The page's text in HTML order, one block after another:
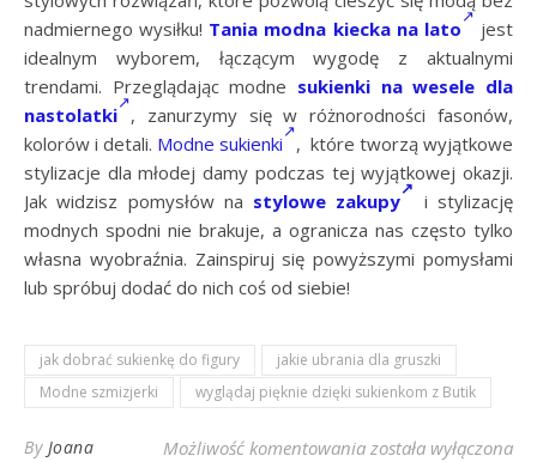
nadmiernego wysiłku! Tania modna kiecka na lato
jest
idealnym wyborem, łączącym wygodę z aktualnymi
trendami. Przeglądając modne sukienki na wesele dla
nastolatki , zanurzymy się w różnorodności fasonów,
kolorów i detali. Modne sukienki
, które tworzą wyjątkowe
stylizacje dla młodej damy podczas tej wyjątkowej okazji.
Jak widzisz pomysłów na stylowe zakupy
i stylizację
modnych spodni nie brakuje, a ogranicza nas często tylko
własna wyobraźnia. Zainspiruj się powyższymi pomysłami
lub spróbuj dodać do nich coś od siebie!
jak dobrać sukienkę do figury
jakie ubrania dla gruszki
Modne szmizjerki
wyglądaj pięknie dzięki sukienkom z Butik
By Joana Możliwość komentowania Beżowa sukienka
została wyłączona